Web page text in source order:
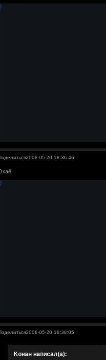
2008-05-20 18:36:46
2008-05-20 18:38:05
Kонан написал(а):